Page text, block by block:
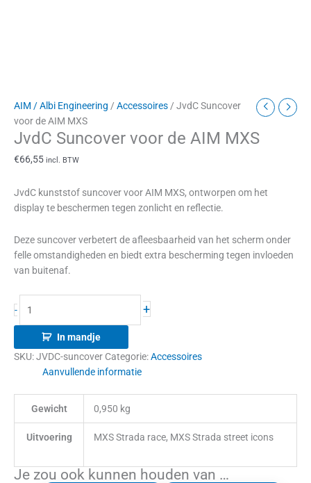
AIM / Albi Engineering / Accessoires/ JvdC Suncover
voor de AIM MXS
JvdC Suncover voor de AIM MXS
€66,55 incl. BTW
JvdC kunststof suncover voor AIM MXS, ontworpen om het
display te beschermen tegen zonlicht en reflectie.
Deze suncover verbetert de afleesbaarheid van het scherm onder
felle omstandigheden en biedt extra bescherming tegen invloeden
van buitenaf.
- +
In mandje
SKU:JVDC-suncover Categorie:Accessoires
Aanvullende informatie
Gewicht 0,950 kg
Uitvoering MXS Strada race, MXS Strada street icons
Je zou ook kunnen houden van …